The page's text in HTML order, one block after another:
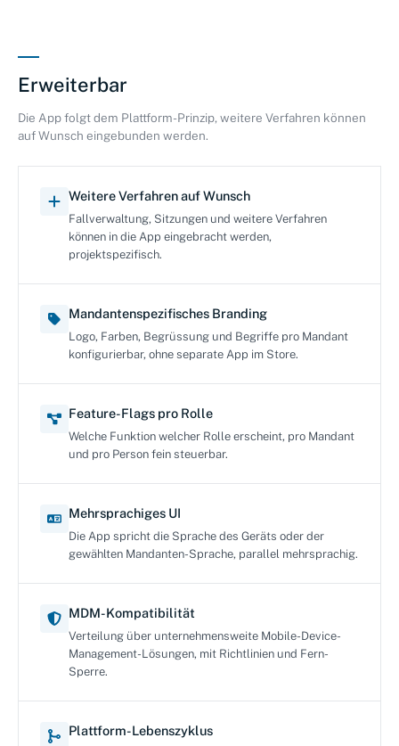
Erweiterbar
Die App folgt dem Plattform-Prinzip, weitere Verfahren können
auf Wunsch eingebunden werden.
Weitere Verfahren auf Wunsch
Fallverwaltung, Sitzungen und weitere Verfahren
können in die App eingebracht werden,
projektspezifisch.
Mandantenspezifisches Branding
Logo, Farben, Begrüssung und Begriffe pro Mandant
konfigurierbar, ohne separate App im Store.
Feature-Flags pro Rolle
Welche Funktion welcher Rolle erscheint, pro Mandant
und pro Person fein steuerbar.
Mehrsprachiges UI
Die App spricht die Sprache des Geräts oder der
gewählten Mandanten-Sprache, parallel mehrsprachig.
MDM-Kompatibilität
Verteilung über unternehmensweite Mobile-Device-
Management-Lösungen, mit Richtlinien und Fern-
Sperre.
Plattform-Lebenszyklus